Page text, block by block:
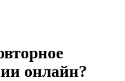
онлайн?